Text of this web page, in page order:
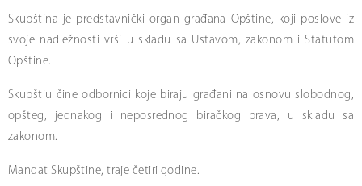
Skupština je predstavnički organ građana Opštine, koji poslove iz
svoje nadležnosti vrši u skladu sa Ustavom, zakonom i Statutom
Opštine.
Skupštiu čine odbornici koje biraju građani na osnovu slobodnog,
opšteg, jednakog i neposrednog biračkog prava, u skladu sa
zakonom.
Mandat Skupštine, traje četiri godine.